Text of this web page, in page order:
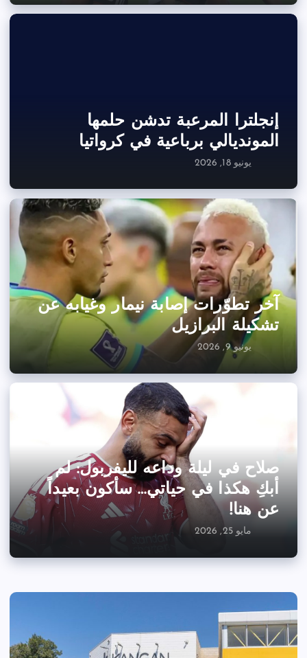
إنجلترا المرعبة تدشن حلمها
المونديالي برباعية في كرواتيا
يونيو 18, 2026
آخر تطوّرات إصابة نيمار وغيابه عن
تشكيلة البرازيل
يونيو 9, 2026
صلاح في ليلة وداعه لليفربول: لم
أبكِ هكذا في حياتي… سأكون بعيداً
عن هنا!
مايو 25, 2026